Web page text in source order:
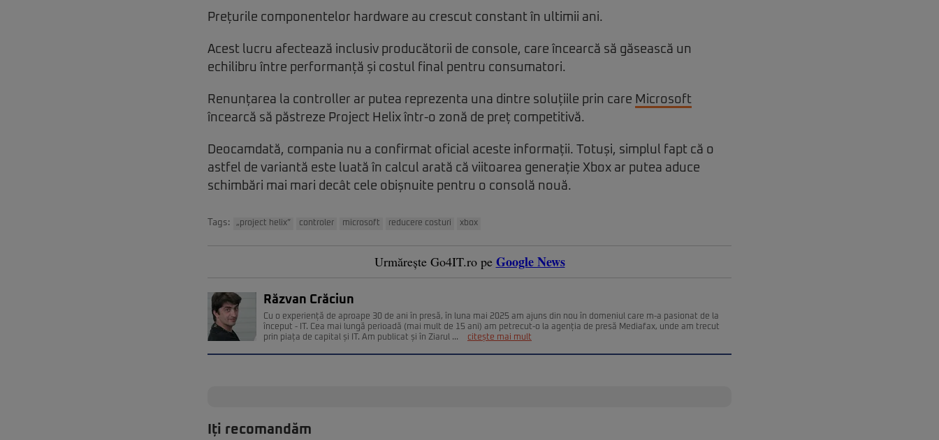
Prețurile componentelor hardware au crescut constant în ultimii ani.
Acest lucru afectează inclusiv producătorii de console, care încearcă să găsească un
echilibru între performanță și costul final pentru consumatori.
Renunțarea la controller ar putea reprezenta una dintre soluțiile prin care Microsoft
încearcă să păstreze Project Helix într-o zonă de preț competitivă.
Deocamdată, compania nu a confirmat oficial aceste informații. Totuși, simplul fapt că o
astfel de variantă este luată în calcul arată că viitoarea generație Xbox ar putea aduce
schimbări mai mari decât cele obișnuite pentru o consolă nouă.
Tags: „project helix” controler microsoft reducere costuri xbox
Urmărește Go4IT.ro pe Google News
Răzvan Crăciun
Cu o experiență de aproape 30 de ani în presă, în luna mai 2025 am ajuns din nou în domeniul care m-a pasionat de la
început - IT. Cea mai lungă perioadă (mai mult de 15 ani) am petrecut-o la agenția de presă Mediafax, unde am trecut
prin piața de capital și IT. Am publicat și în Ziarul ...
citește mai mult
Iți recomandăm